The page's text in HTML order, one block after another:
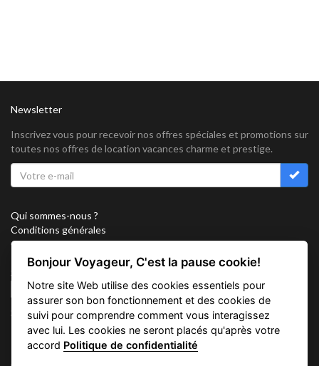
Newsletter
Inscrivez vous pour recevoir nos offres spéciales et promotions sur
toutes nos offres de location vacances charme et prestige.
Qui sommes-nous ?
Conditions générales
Confidentialité
Partenariat
Sitemap
Cookies
Suivez nous sur
Bonjour Voyageur, C'est la pause cookie!
Notre site Web utilise des cookies essentiels pour
assurer son bon fonctionnement et des cookies de
suivi pour comprendre comment vous interagissez
avec lui. Les cookies ne seront placés qu'après votre
accord Politique de confidentialité